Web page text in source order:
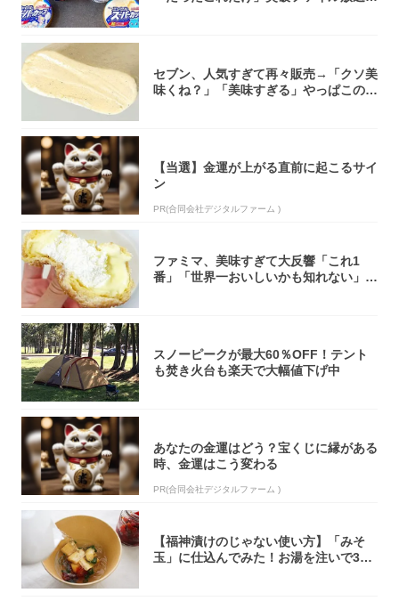
セブン、人気すぎて再々販売→「クソ美
味くね？」「美味すぎる」やっぱこのク
【当選】金運が上がる直前に起こるサイ
ン
PR(合同会社デジタルファーム )
ファミマ、美味すぎて大反響「これ1
番」「世界一おいしいかも知れない」
スノーピークが最大60％OFF！テント
も焚き火台も楽天で大幅値下げ中
あなたの金運はどう？宝くじに縁がある
時、金運はこう変わる
PR(合同会社デジタルファーム )
【福神漬けのじゃない使い方】「みそ
玉」に仕込んでみた！お湯を注いで30